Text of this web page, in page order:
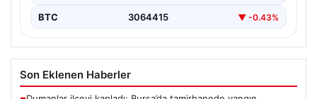
BTC 3064415 ▼ -0.43%
Son Eklenen Haberler